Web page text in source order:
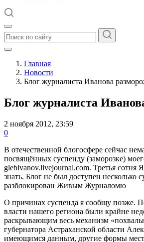
Главная
Новости
Блог журналиста Иванова
Блог журналиста
2 ноября 2012, 23:59
0
В отечественной блогосфере сейчас
посвящённых суспенду (заморозке)
glebivanov.livejournal.com. Третья сотня
знать. Блог не был доступен несколько
разблокирован Живым Журналомю
О причинах суспенда я сообщу позже.
власти нашего региона были крайне
раскрывающим весь механизм
губернатора Астраханской области
имеющимся данным, другие формы